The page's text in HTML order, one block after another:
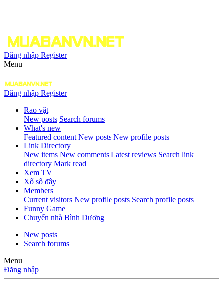
Đăng nhập Register
Menu
Đăng nhập Register
Rao vặt
New posts Search forums
What's new
Featured content New posts New profile posts
Link Directory
New items New comments Latest reviews Search link
directory Mark read
Xem TV
Xổ số đây
Members
Current visitors New profile posts Search profile posts
Funny Game
Chuyển nhà Bình Dương
New posts
Search forums
Menu
Đăng nhập